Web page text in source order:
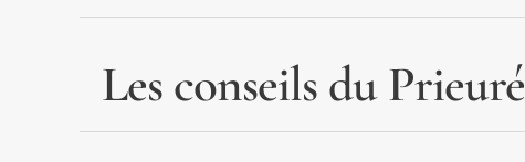
Les conseils du Prieuré